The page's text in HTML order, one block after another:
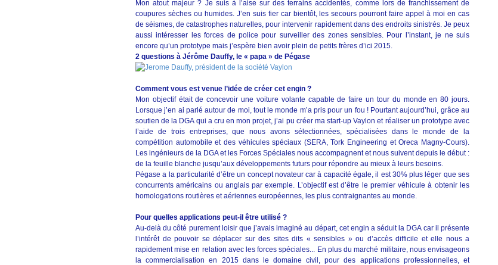
Mon atout majeur ? Je suis à l’aise sur des terrains accidentés, comme lors de franchissement de
coupures sèches ou humides. J’en suis fier car bientôt, les secours pourront faire appel à moi en cas
de séismes, de catastrophes naturelles, pour intervenir rapidement dans des endroits sinistrés. Je peux
aussi intéresser les forces de police pour surveiller des zones sensibles. Pour l’instant, je ne suis
encore qu’un prototype mais j’espère bien avoir plein de petits frères d’ici 2015.
2 questions à Jérôme Dauffy, le « papa » de Pégase
Comment vous est venue l’idée de créer cet engin ?
Mon objectif était de concevoir une voiture volante capable de faire un tour du monde en 80 jours.
Lorsque j’en ai parlé autour de moi, tout le monde m’a pris pour un fou ! Pourtant aujourd’hui, grâce au
soutien de la DGA qui a cru en mon projet, j’ai pu créer ma start-up Vaylon et réaliser un prototype avec
l’aide de trois entreprises, que nous avons sélectionnées, spécialisées dans le monde de la
compétition automobile et des véhicules spéciaux (SERA, Tork Engineering et Oreca Magny-Cours).
Les ingénieurs de la DGA et les Forces Spéciales nous accompagnent et nous suivent depuis le début :
de la feuille blanche jusqu’aux développements futurs pour répondre au mieux à leurs besoins.
Pégase a la particularité d’être un concept novateur car à capacité égale, il est 30% plus léger que ses
concurrents américains ou anglais par exemple. L’objectif est d’être le premier véhicule à obtenir les
homologations routières et aériennes européennes, les plus contraignantes au monde.
Pour quelles applications peut-il être utilisé ?
Au-delà du côté purement loisir que j’avais imaginé au départ, cet engin a séduit la DGA car il présente
l’intérêt de pouvoir se déplacer sur des sites dits « sensibles » ou d’accès difficile et elle nous a
rapidement mise en relation avec les forces spéciales... En plus du marché militaire, nous envisageons
la commercialisation en 2015 dans le domaine civil, pour des applications professionnelles, et